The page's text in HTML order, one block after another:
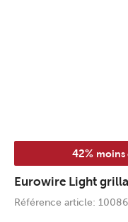
42% moins
Eurowire Light
Référence article: